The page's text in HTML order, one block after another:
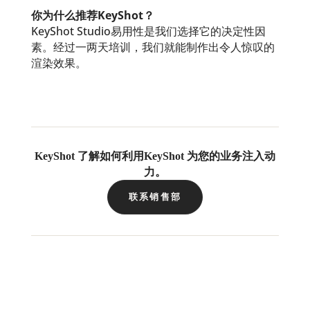
你为什么推荐KeyShot？
KeyShot Studio易用性是我们选择它的决定性因
素。经过一两天培训，我们就能制作出令人惊叹的
渲染效果。
KeyShot 了解如何利用KeyShot 为您的业务注入动
力。
联系销售部